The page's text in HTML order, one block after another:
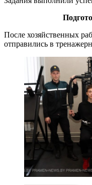
После хозяйственных
отправились в